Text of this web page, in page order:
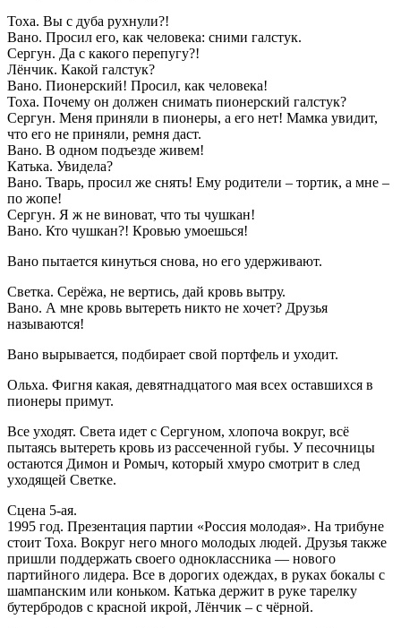
Тоха. Вы с дуба рухнули?!
Вано. Просил его, как человека: сними галстук.
Сергун. Да с какого перепугу?!
Лёнчик. Какой галстук?
Вано. Пионерский! Просил, как человека!
Тоха. Почему он должен снимать пионерский галстук?
Сергун. Меня приняли в пионеры, а его нет! Мамка увидит,
что его не приняли, ремня даст.
Вано. В одном подъезде живем!
Катька. Увидела?
Вано. Тварь, просил же снять! Ему родители – тортик, а мне –
по жопе!
Сергун. Я ж не виноват, что ты чушкан!
Вано. Кто чушкан?! Кровью умоешься!
Вано пытается кинуться снова, но его удерживают.
Светка. Серёжа, не вертись, дай кровь вытру.
Вано. А мне кровь вытереть никто не хочет? Друзья
называются!
Вано вырывается, подбирает свой портфель и уходит.
Ольха. Фигня какая, девятнадцатого мая всех оставшихся в
пионеры примут.
Все уходят. Света идет с Сергуном, хлопоча вокруг, всё
пытаясь вытереть кровь из рассеченной губы. У песочницы
остаются Димон и Ромыч, который хмуро смотрит в след
уходящей Светке.
Сцена 5-ая.
1995 год. Презентация партии «Россия молодая». На трибуне
стоит Тоха. Вокруг него много молодых людей. Друзья также
пришли поддержать своего одноклассника — нового
партийного лидера. Все в дорогих одеждах, в руках бокалы с
шампанским или коньком. Катька держит в руке тарелку
бутербродов с красной икрой, Лёнчик – с чёрной.